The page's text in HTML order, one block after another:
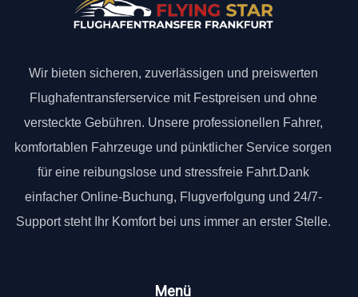
Wir bieten sicheren, zuverlässigen und preiswerten
Flughafentransferservice mit Festpreisen und ohne
versteckte Gebühren. Unsere professionellen Fahrer,
komfortablen Fahrzeuge und pünktlicher Service sorgen
für eine reibungslose und stressfreie Fahrt.Dank
einfacher Online-Buchung, Flugverfolgung und 24/7-
Support steht Ihr Komfort bei uns immer an erster Stelle.
Menü